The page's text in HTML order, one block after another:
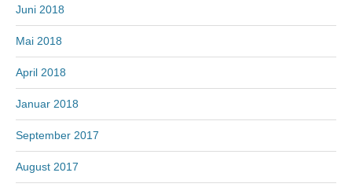
Juni 2018
Mai 2018
April 2018
Januar 2018
September 2017
August 2017